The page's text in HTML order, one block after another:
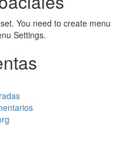
You need to create
Settings.